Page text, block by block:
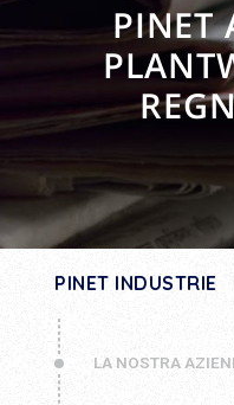
PINET
PINET INDUSTRIE
LA NOSTRA